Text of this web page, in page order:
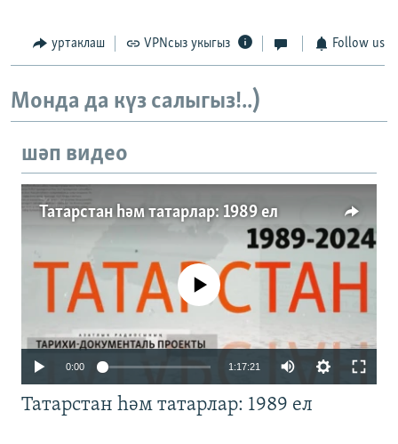
уртаклаш VPNсыз укыгыз Follow us
Монда да күз салыгыз!..)
шәп видео
Татарстан һәм татарлар: 1989 ел
No media source currently available
0:00 1:17:21
Татарстан һәм татарлар: 1989 ел